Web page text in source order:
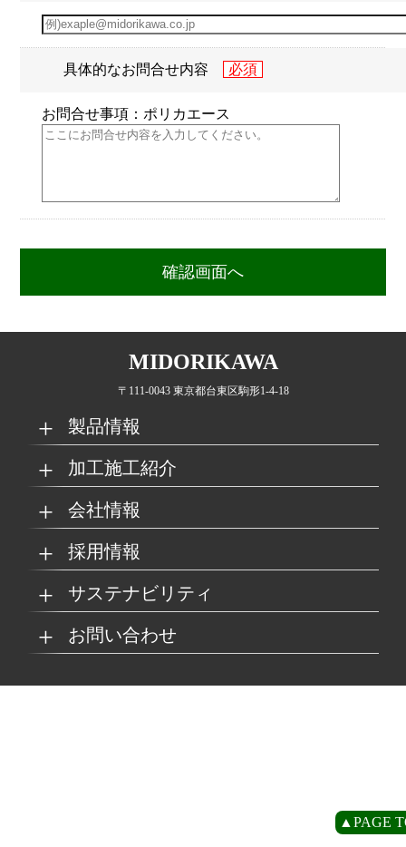
▲PAGE
具体的なお問合せ内容
お問合せ事項：ポリカエース
MIDORIKAWA
〒111-0043 東京都台東区駒形1-4-18
製品情報
MKブランド製品 新商品紹介
取扱製品情報
SDSダウンロード
加工施工紹介
グループの総合力 乗り物
工場
環境 商業施設
会社情報
会社概要 経営理念
沿革
採用情報
マイナビ採用ページ
サステナビリティ
リサイクルへの取り組
SDGsへの取り組み
お問い合わせ